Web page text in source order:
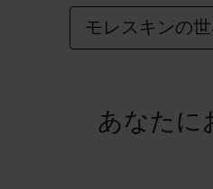
モレスキンの
あなたに